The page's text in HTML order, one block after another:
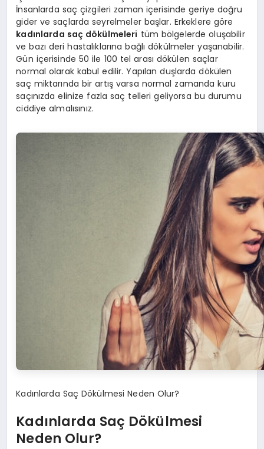
İnsanlarda saç çizgileri zaman içerisinde geriye doğru
gider ve saçlarda seyrelmeler başlar. Erkeklere göre
kadınlarda saç dökülmeleri tüm bölgelerde oluşabilir
ve bazı deri hastalıklarına bağlı dökülmeler yaşanabilir.
Gün içerisinde 50 ile 100 tel arası dökülen saçlar
normal olarak kabul edilir. Yapılan duşlarda dökülen
saç miktarında bir artış varsa normal zamanda kuru
saçınızda elinize fazla saç telleri geliyorsa bu durumu
ciddiye almalısınız.
Kadınlarda Saç Dökülmesi Neden Olur?
Kadınlarda Saç Dökülmesi
Neden Olur?